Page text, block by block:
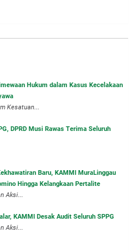
Hukum dalam Kasus Kecelakaan
Kesatuan...
DPRD Musi Rawas Terima Seluruh
Baru, KAMMI MuraLinggau
Hingga Kelangkaan Pertalite
Aksi...
KAMMI Desak Audit Seluruh SPPG
Aksi...